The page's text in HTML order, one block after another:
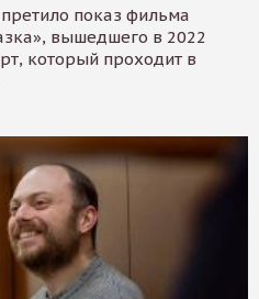
показ фильма
вышедшего в 2022
который проходит в